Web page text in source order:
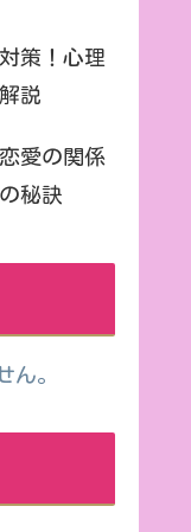
策！心理
説
愛の関係
秘訣
ん。